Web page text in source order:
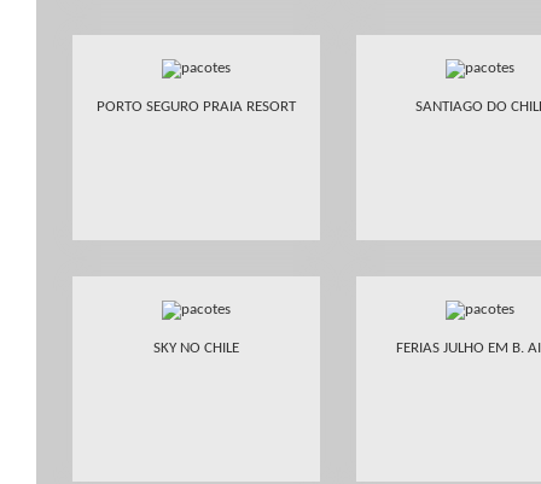
PORTO SEGURO PRAIA RESORT SANTIAGO DO
SKY NO CHILE FERIAS JULHO EM B.